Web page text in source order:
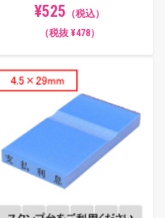
¥525 （税込）
（税抜 ¥478）